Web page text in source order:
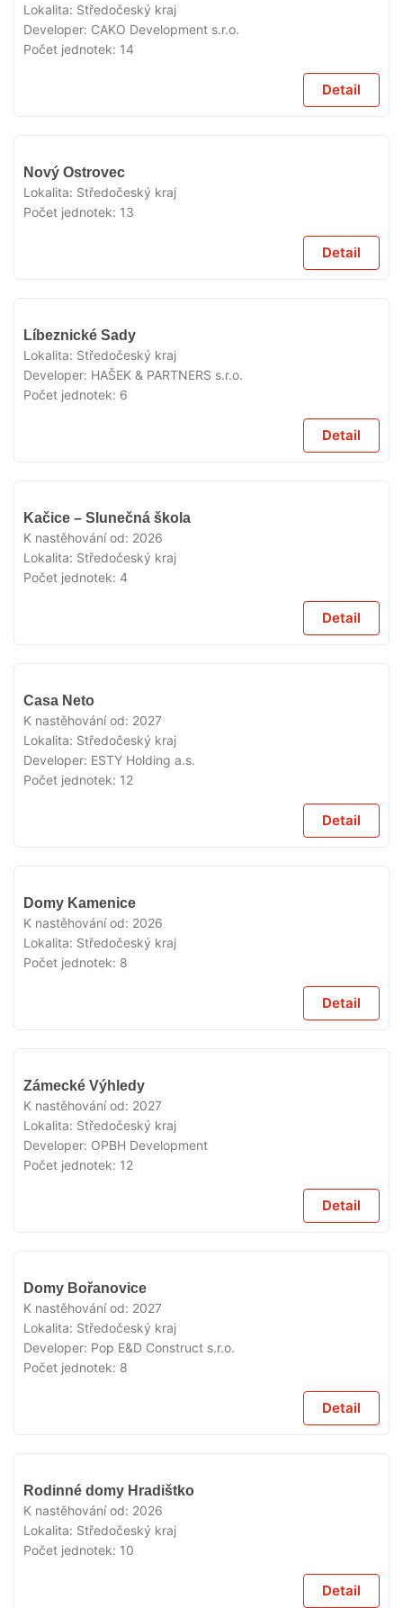
Lokalita: Středočeský kraj
Developer: CAKO Development s.r.o.
Počet jednotek: 14
Detail
Nový Ostrovec
Lokalita: Středočeský kraj
Počet jednotek: 13
Detail
Líbeznické Sady
Lokalita: Středočeský kraj
Developer: HAŠEK & PARTNERS s.r.o.
Počet jednotek: 6
Detail
Kačice – Slunečná škola
K nastěhování od: 2026
Lokalita: Středočeský kraj
Počet jednotek: 4
Detail
Casa Neto
K nastěhování od: 2027
Lokalita: Středočeský kraj
Developer: ESTY Holding a.s.
Počet jednotek: 12
Detail
Domy Kamenice
K nastěhování od: 2026
Lokalita: Středočeský kraj
Počet jednotek: 8
Detail
Zámecké Výhledy
K nastěhování od: 2027
Lokalita: Středočeský kraj
Developer: OPBH Development
Počet jednotek: 12
Detail
Domy Bořanovice
K nastěhování od: 2027
Lokalita: Středočeský kraj
Developer: Pop E&D Construct s.r.o.
Počet jednotek: 8
Detail
Rodinné domy Hradištko
K nastěhování od: 2026
Lokalita: Středočeský kraj
Počet jednotek: 10
Detail